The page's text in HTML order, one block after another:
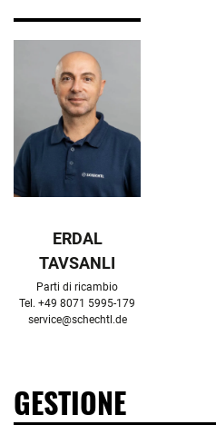
ERDAL
TAVSANLI
Parti di ricambio
service@schechtl.de
GESTIONE